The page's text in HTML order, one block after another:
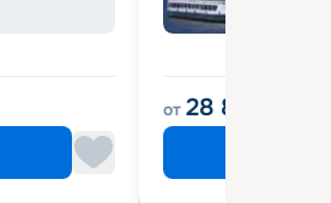
от 28 800